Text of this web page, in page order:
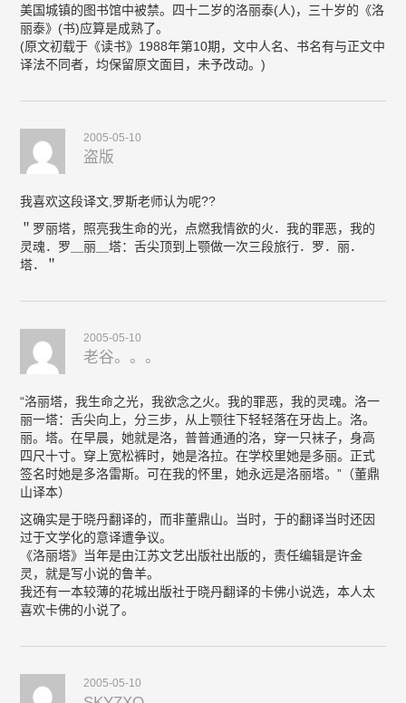
美国城镇的图书馆中被禁。四十二岁的洛丽泰(人)，三十岁的《洛
丽泰》(书)应算是成熟了。
(原文初载于《读书》1988年第10期，文中人名、书名有与正文中
译法不同者，均保留原文面目，未予改动。)
2005-05-10
盗版
我喜欢这段译文,罗斯老师认为呢??
＂罗丽塔，照亮我生命的光，点燃我情欲的火．我的罪恶，我的
灵魂．罗＿丽＿塔：舌尖顶到上颚做一次三段旅行．罗．丽．
塔．＂
2005-05-10
老谷。。。
“洛丽塔，我生命之光，我欲念之火。我的罪恶，我的灵魂。洛一
丽一塔：舌尖向上，分三步，从上颚往下轻轻落在牙齿上。洛。
丽。塔。在早晨，她就是洛，普普通通的洛，穿一只袜子，身高
四尺十寸。穿上宽松裤时，她是洛拉。在学校里她是多丽。正式
签名时她是多洛雷斯。可在我的怀里，她永远是洛丽塔。”（董鼎
山译本）
这确实是于晓丹翻译的，而非董鼎山。当时，于的翻译当时还因
过于文学化的意译遭争议。
《洛丽塔》当年是由江苏文艺出版社出版的，责任编辑是许金
灵，就是写小说的鲁羊。
我还有一本较薄的花城出版社于晓丹翻译的卡佛小说选，本人太
喜欢卡佛的小说了。
2005-05-10